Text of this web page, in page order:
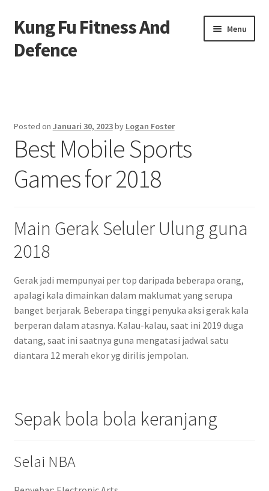
Skip
to
navigation
Skip
to
content
Kung Fu Fitness And
Defence
Menu
Contact us
Privacy Policy
Posted on Januari 30, 2023by Logan Foster
Best Mobile Sports
Games for 2018
Main Gerak Seluler Ulung guna
2018
Gerak jadi mempunyai per top daripada beberapa orang,
apalagi kala dimainkan dalam maklumat yang serupa
banget berjarak. Beberapa tinggi penyuka aksi gerak kala
berperan dalam atasnya. Kalau-kalau, saat ini 2019 duga
datang, saat ini saatnya guna mengatasi jadwal satu
diantara 12 merah ekor yg dirilis jempolan.
Sepak bola bola keranjang
Selai NBA